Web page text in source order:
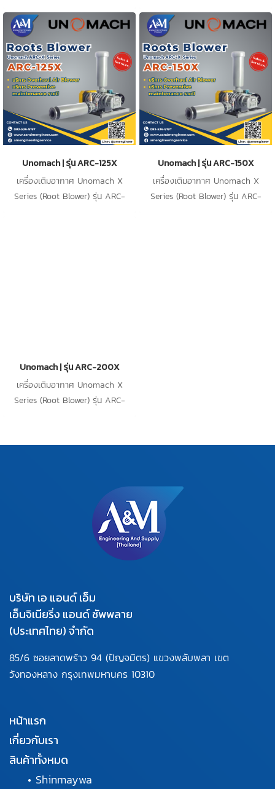
Root blower ใช้สำหรับเติมอากาศใน
น้ำเสียในระบบอุตสาหกรรม
Root blower ใช้สำหรับเติมอากาศใน
น้ำเสียในระบบอุตสาหกรรม
Unomach | รุ่น ARC-125X
เครื่องเติมอากาศ Unomach X
Series (Root Blower) รุ่น ARC-
Unomach | รุ่น ARC-150X
เครื่องเติมอากาศ Unomach X
Series (Root Blower) รุ่น ARC-
Unomach | รุ่น ARC-200X
เครื่องเติมอากาศ Unomach X
Series (Root Blower) รุ่น ARC-
น้ำเสียในระบบอุตสาหกรรม
บริษัท เอ แอนด์ เอ็ม
เอ็นจิเนียริ่ง แอนด์ ซัพพลาย
(ประเทศไทย) จำกัด
85/6 ซอยลาดพร้าว 94 (ปัญจมิตร) แขวงพลับพลา เขต
วังทองหลาง กรุงเทพมหานคร 10310
หน้าแรก
เกี่ยวกับเรา
สินค้าทั้งหมด
• Shinmaywa